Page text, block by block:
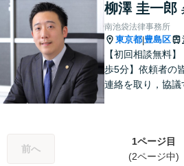
談ください。
柳澤 圭一郎
南池袋法律事務所
東京都|豊島区
【初回相談無料
歩5分】依頼者の
連絡を取り，協議
りの方は、お気軽
さい。
前へ
1ページ目
(2ページ中)